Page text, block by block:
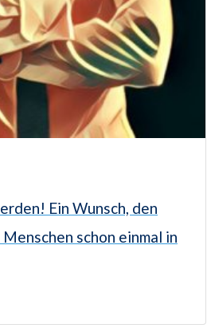
Ein Wunsch, den
schon einmal in